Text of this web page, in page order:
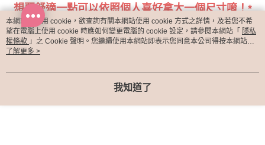
想要舒適一點可以依照個人喜好拿大一個尺寸唷！*
本網站中使用 cookie，欲查詢有關本網站使用 cookie 方式之詳情，及若您不希
望在電腦上使用 cookie 時應如何變更電腦的 cookie 設定，請參閱本網站「 隱私
權條款 」之 Cookie 聲明。您繼續使用本網站即表示您同意本公司得按本網站使
用條款之 Cookie 聲明使用 cookie。
了解更多 >
我知道了